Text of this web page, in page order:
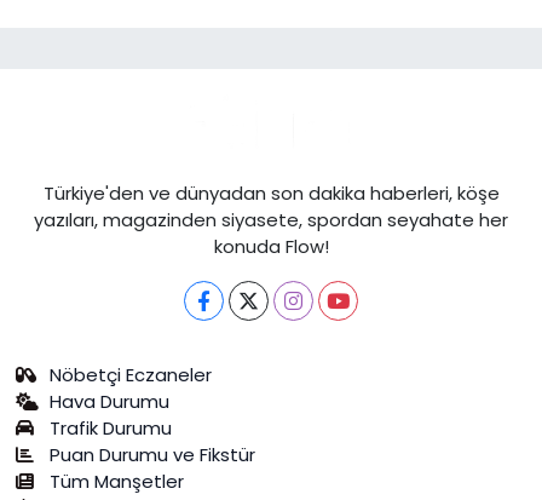
Türkiye'den ve dünyadan son dakika haberleri, köşe
yazıları, magazinden siyasete, spordan seyahate her
konuda Flow!
Nöbetçi Eczaneler
Hava Durumu
Trafik Durumu
Puan Durumu ve Fikstür
Tüm Manşetler